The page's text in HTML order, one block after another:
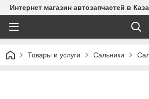
Интернет магазин автозапчастей в
Товары и услуги Сальники